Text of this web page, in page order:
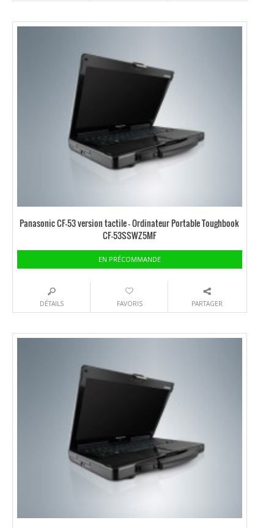
Panasonic CF-53 version tactile – Ordinateur Portable Toughbook
CF-53SSWZ5MF
EN PRÉCOMMANDE
DÉTAILS FAVORIS PARTAGER